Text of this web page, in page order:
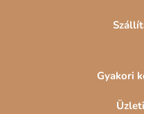
Gyakori